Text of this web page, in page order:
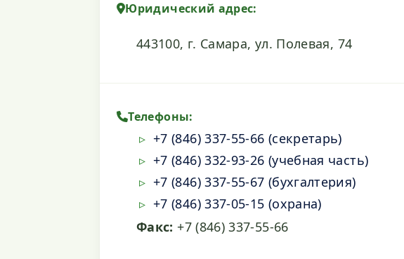
Юридический адрес:
443100, г. Самара, ул. Полевая, 74
Телефоны:
+7 (846) 337-55-66 (секретарь)
+7 (846) 332-93-26 (учебная часть)
+7 (846) 337-55-67 (бухгалтерия)
+7 (846) 337-05-15 (охрана)
Факс: +7 (846) 337-55-66